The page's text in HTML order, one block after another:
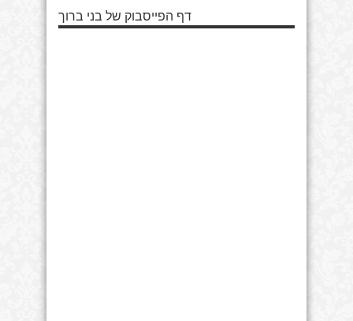
דף הפייסבוק של בני ברוך